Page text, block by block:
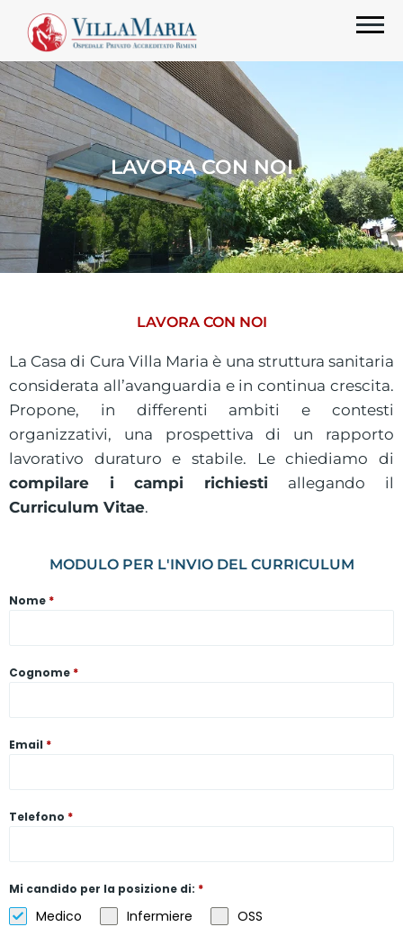
LAVORA CON NOI
LAVORA CON NOI
La Casa di Cura Villa Maria è una struttura sanitaria
considerata all’avanguardia e in continua crescita.
Propone, in differenti ambiti e contesti
organizzativi, una prospettiva di un rapporto
lavorativo duraturo e stabile. Le chiediamo di
compilare i campi richiesti allegando il
Curriculum Vitae.
MODULO PER L'INVIO DEL CURRICULUM
Nome *
Cognome *
Email *
Telefono *
Mi candido per la posizione di: *
Medico Infermiere
OSS